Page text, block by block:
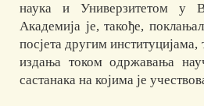
наука и Универзитетом у
Академија је, такође,
посјета другим институцијама,
издања током одржавања
састанака на којима је